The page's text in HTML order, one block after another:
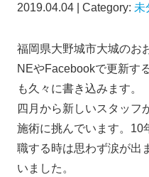
2019.04.04 | Category: 未
福岡県大野城市大城のお
NEやFacebookで更新す
も久々に書き込みます。
四月から新しいスタッフ
施術に挑んでいます。10
職する時は思わず涙が出
いました。